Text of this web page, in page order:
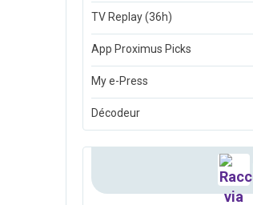
TV Replay (36h)
App Proximus Picks
My e-Press
Décodeur